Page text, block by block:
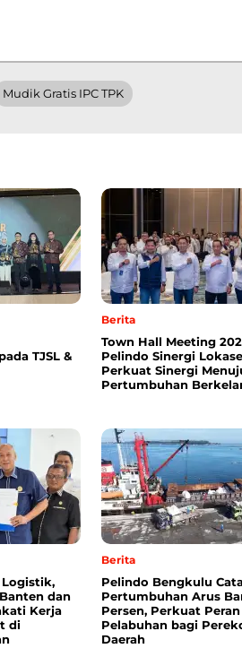
Mudik Gratis IPC TPK
TJSL &
Berita
Town Hall Meeting
Pelindo Sinergi
Perkuat Sinergi
Pertumbuhan
dan
Kerja
di
Berita
Pelindo Bengkulu
Pertumbuhan Arus
Persen, Perkuat Peran
Pelabuhan bagi
Daerah